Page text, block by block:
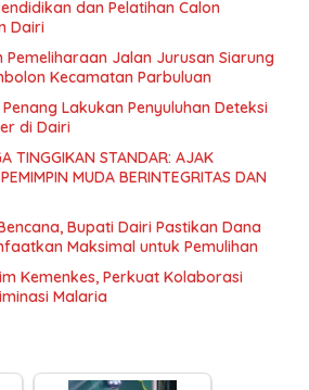
dan Pelatihan Calon
Dairi
Pemeliharaan Jalan Jurusan Siarung
Kecamatan Parbuluan
Lakukan Penyuluhan Deteksi
di Dairi
TINGGIKAN STANDAR: AJAK
MUDA BERINTEGRITAS DAN
Bupati Dairi Pastikan Dana
Maksimal untuk Pemulihan
Kemenkes, Perkuat Kolaborasi
Malaria